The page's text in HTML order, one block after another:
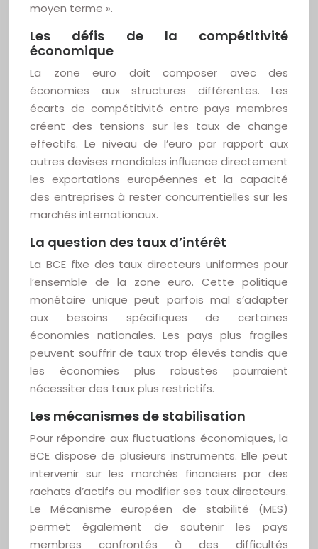
moyen terme ».
Les défis de la compétitivité
économique
La zone euro doit composer avec des
économies aux structures différentes. Les
écarts de compétitivité entre pays membres
créent des tensions sur les taux de change
effectifs. Le niveau de l’euro par rapport aux
autres devises mondiales influence directement
les exportations européennes et la capacité
des entreprises à rester concurrentielles sur les
marchés internationaux.
La question des taux d’intérêt
La BCE fixe des taux directeurs uniformes pour
l’ensemble de la zone euro. Cette politique
monétaire unique peut parfois mal s’adapter
aux besoins spécifiques de certaines
économies nationales. Les pays plus fragiles
peuvent souffrir de taux trop élevés tandis que
les économies plus robustes pourraient
nécessiter des taux plus restrictifs.
Les mécanismes de stabilisation
Pour répondre aux fluctuations économiques, la
BCE dispose de plusieurs instruments. Elle peut
intervenir sur les marchés financiers par des
rachats d’actifs ou modifier ses taux directeurs.
Le Mécanisme européen de stabilité (MES)
permet également de soutenir les pays
membres confrontés à des difficultés